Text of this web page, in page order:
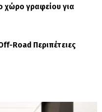
χώρο γραφείου για
Road Περιπέτειες